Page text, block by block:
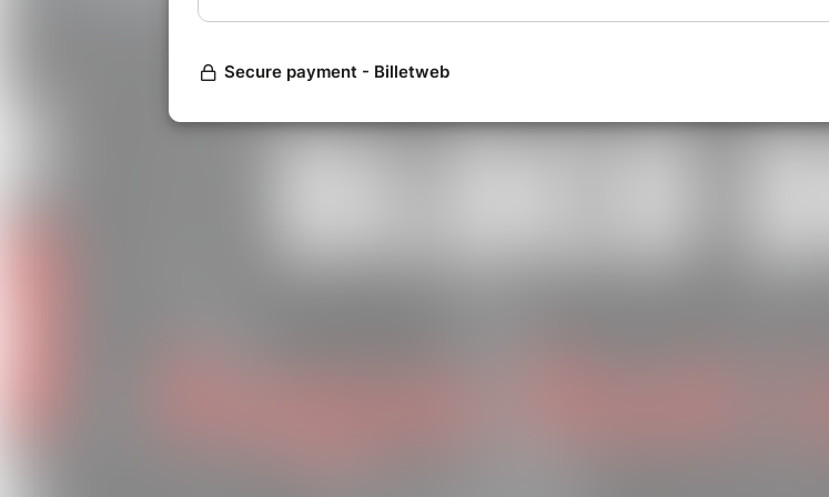
expérience sonore unique, dynamique et multiculturelle.
incontournables de cet été. Les places sont limitées, réservez vite la vôtre